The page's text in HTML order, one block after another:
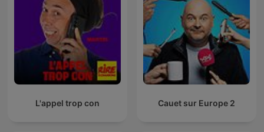
L'appel trop con Cauet sur Europe 2